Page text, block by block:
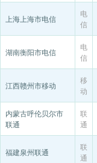
上海上海市电信
电
信
湖南衡阳市电信
电
信
江西赣州市移动
移
动
内蒙古呼伦贝尔市
联通
联
通
福建泉州联通
联
通